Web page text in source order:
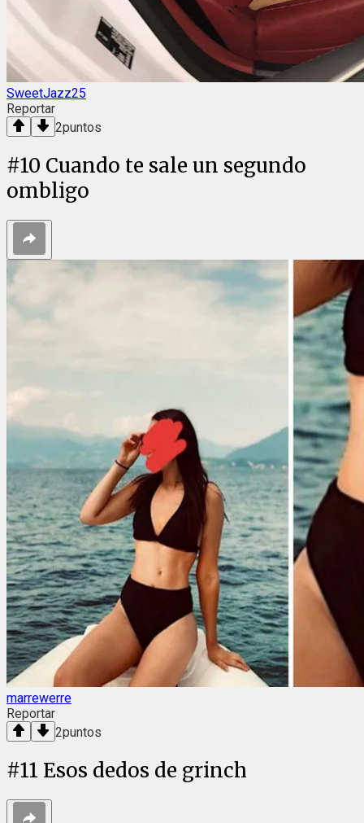
SweetJazz25
Reportar
2puntos
#10 Cuando te sale un segundo
ombligo
marrewerre
Reportar
2puntos
#11 Esos dedos de grinch